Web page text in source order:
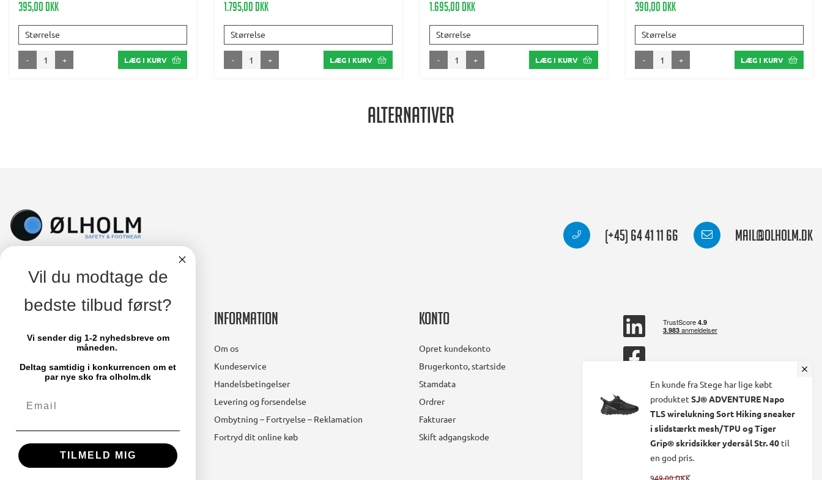
395,00 DKK
Størrelse
- + LÆG I KURV
1.795,00 DKK
Størrelse
- + LÆG I KURV
1.695,00 DKK
Størrelse
- + LÆG I KURV
390,00 DKK
Størrelse
- + LÆG I KURV
Alternativer
(+45) 64 41 11 66 mail@olholm.dk
Lollandsvej 29
5500 Middelfart
Telefon: 64 41 11 66
Information
Om os
Kundeservice
Handelsbetingelser
Levering og forsendelse
Ombytning – Fortryelse – Reklamation
Fortryd dit online køb
Konto
Opret kundekonto
Brugerkonto, startside
Stamdata
Ordrer
Fakturaer
Skift adgangskode
linkedin
square
En kunde fra Stege har lige købt
produktet SJ® ADVENTURE Napo
TLS wirelukning Sort Hiking sneaker
i slidstærkt mesh/TPU og Tiger
Grip® skridsikker ydersål Str. 40 til
en god pris.
949,00 DKK
Vil du modtage de
bedste tilbud først?
Vi sender dig 1-2 nyhedsbreve om
måneden.
Deltag samtidig i konkurrencen om et
par nye sko fra olholm.dk
TILMELD MIG